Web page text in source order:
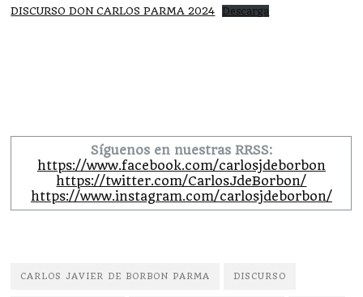
DISCURSO DON CARLOS PARMA 2024 Descarga
Síguenos en nuestras RRSS:
https://www.facebook.com/carlosjdeborbon
https://twitter.com/CarlosJdeBorbon/
https://www.instagram.com/carlosjdeborbon/
CARLOS JAVIER DE BORBON PARMA DISCURSO